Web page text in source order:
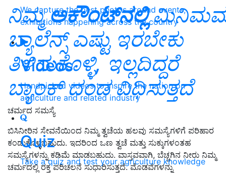
We capture the best photos around events,
exhibitions happening across the country
Videos
Handpicked videos to inspire the nation on
agriculture and related industry
Quiz
Take a quiz and test your agriculture knowledge
ನಿಮ್ಮ ಅಕೌಂಟ್‌ನಲ್ಲಿ
ಬ್ಯಾಲೆನ್ಸ್ ಎಷ್ಟು ಇರಬೇಕು
ತಿಳಿದುಕೊಳ್ಳಿ, ಇಲ್ಲದಿದ್ದರೆ
ಬ್ಯಾಂಕ್ ದಂಡ ವಿಧಿಸುತ್ತದೆ
ಚರ್ಮದ ಸಮಸ್ಯೆ
ಬಿಸಿನೀರಿನ ಸೇವನೆಯಿಂದ ನಿಮ್ಮ ತ್ವಚೆಯ ಹಲವು ಸಮಸ್ಯೆಗಳಿಗೆ ಪರಿಹಾರ
ಕಂಡುಕೊಳ್ಳಬಹುದು. ಇದರಿಂದ ಒಣ ತ್ವಚೆ ಮತ್ತು ಸುಕ್ಕುಗಳಂತಹ
ಸಮಸ್ಯೆಗಳನ್ನು ಕಡಿಮೆ ಮಾಡಬಹುದು. ವಾಸ್ತವವಾಗಿ, ಬೆಚ್ಚಗಿನ ನೀರು ನಿಮ್ಮ
ಚರ್ಮದಲ್ಲಿ ರಕ್ತ ಪರಿಚಲನೆ ಸುಧಾರಿಸುತ್ತದೆ. ಮೊಡವೆಗಳನ್ನು